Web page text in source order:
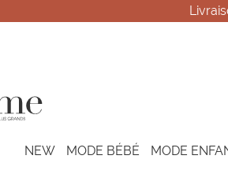
NEW MODE BÉBÉ MODE